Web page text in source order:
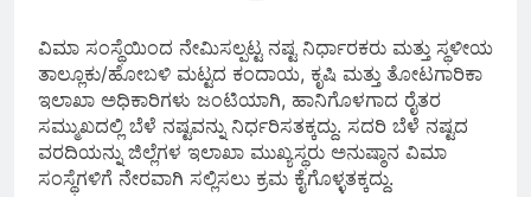
ವಿಮಾ ಸಂಸ್ಥೆಯಿಂದ ನೇಮಿಸಲ್ಪಟ್ಟ ನಷ್ಟ ನಿರ್ಧಾರಕರು ಮತ್ತು ಸ್ಥಳೀಯ
ತಾಲ್ಲೂಕು/ಹೋಬಳಿ ಮಟ್ಟದ ಕಂದಾಯ, ಕೃಷಿ ಮತ್ತು ತೋಟಗಾರಿಕಾ
ಇಲಾಖಾ ಅಧಿಕಾರಿಗಳು ಜಂಟಿಯಾಗಿ, ಹಾನಿಗೊಳಗಾದ ರೈತರ
ಸಮ್ಮುಖದಲ್ಲಿ ಬೆಳೆ ನಷ್ಟವನ್ನು ನಿರ್ಧರಿಸತಕ್ಕದ್ದು. ಸದರಿ ಬೆಳೆ ನಷ್ಟದ
ವರದಿಯನ್ನು ಜಿಲ್ಲೆಗಳ ಇಲಾಖಾ ಮುಖ್ಯಸ್ಥರು ಅನುಷ್ಠಾನ ವಿಮಾ
ಸಂಸ್ಥೆಗಳಿಗೆ ನೇರವಾಗಿ ಸಲ್ಲಿಸಲು ಕ್ರಮ ಕೈಗೊಳ್ಳತಕ್ಕದ್ದು.